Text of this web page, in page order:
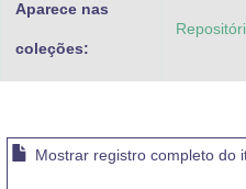
Aparece nas
coleções:
Mostrar registro completo do